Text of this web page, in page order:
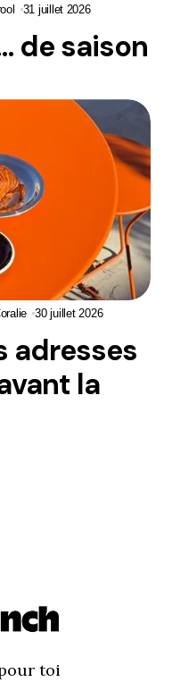
31 juillet 2026
de saison
30 juillet 2026
adresses
la
toi